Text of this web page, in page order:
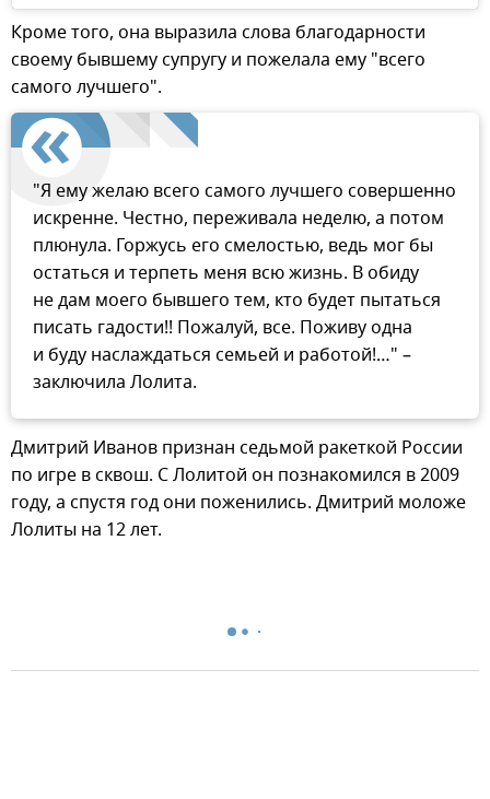
Кроме того, она выразила слова благодарности
своему бывшему супругу и пожелала ему "всего
самого лучшего".
"Я ему желаю всего самого лучшего совершенно
искренне. Честно, переживала неделю, а потом
плюнула. Горжусь его смелостью, ведь мог бы
остаться и терпеть меня всю жизнь. В обиду
не дам моего бывшего тем, кто будет пытаться
писать гадости!! Пожалуй, все. Поживу одна
и буду наслаждаться семьей и работой!…" –
заключила Лолита.
Дмитрий Иванов признан седьмой ракеткой России
по игре в сквош. С Лолитой он познакомился в 2009
году, а спустя год они поженились. Дмитрий моложе
Лолиты на 12 лет.